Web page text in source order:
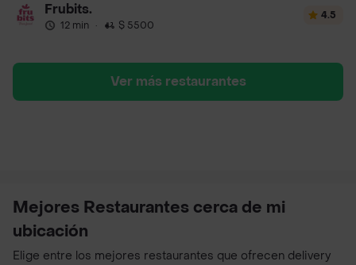
Frubits.
12 min · $ 5500
4.5
Ver más restaurantes
Mejores Restaurantes cerca de mi
ubicación
Elige entre los mejores restaurantes que ofrecen delivery